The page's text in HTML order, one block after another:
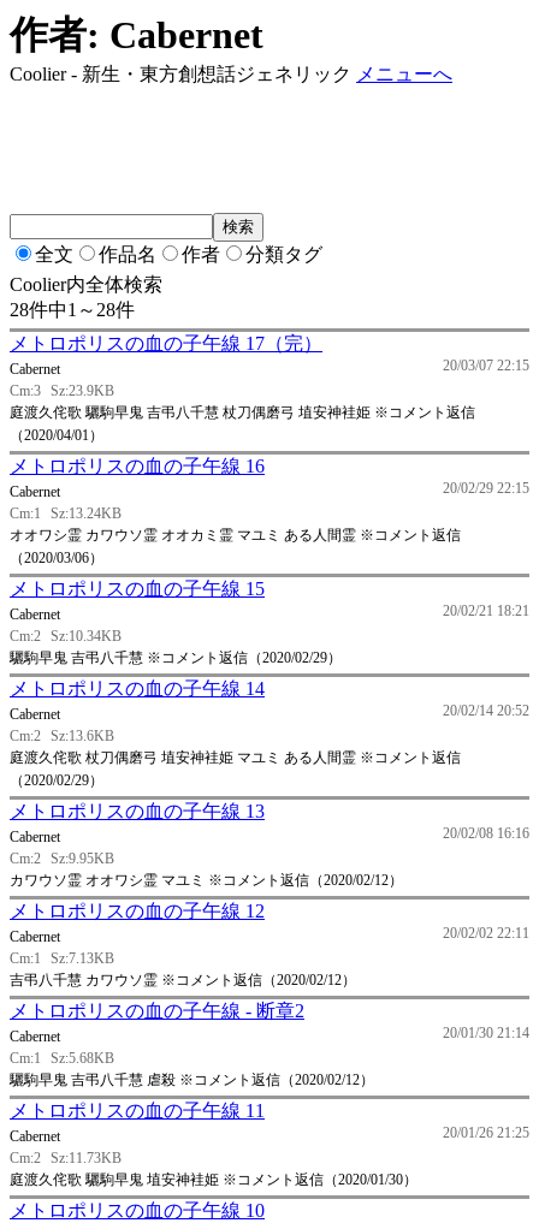
作者: Cabernet
Coolier - 新生・東方創想話ジェネリック メニューへ
全文 作品名 作者
分類タグ
Coolier内全体検索
28件中1～28件
メトロポリスの血の子午線 17（完）
20/03/07 22:15
Cabernet
Cm:3 Sz:23.9KB
庭渡久侘歌 驪駒早鬼 吉弔八千慧 杖刀偶磨弓 埴安神袿姫 ※コメント返信
（2020/04/01）
メトロポリスの血の子午線 16
20/02/29 22:15
Cabernet
Cm:1
Sz:13.24KB
オオワシ霊 カワウソ霊 オオカミ霊 マユミ ある人間霊 ※コメント返信
（2020/03/06）
メトロポリスの血の子午線 15
20/02/21 18:21
Cabernet
Cm:2 Sz:10.34KB
驪駒早鬼 吉弔八千慧 ※コメント返信（2020/02/29）
メトロポリスの血の子午線 14
20/02/14 20:52
Cabernet
Cm:2 Sz:13.6KB
庭渡久侘歌 杖刀偶磨弓 埴安神袿姫 マユミ ある人間霊 ※コメント返信
（2020/02/29）
メトロポリスの血の子午線 13
20/02/08 16:16
Cabernet
Cm:2 Sz:9.95KB
カワウソ霊 オオワシ霊 マユミ ※コメント返信（2020/02/12）
メトロポリスの血の子午線 12
20/02/02 22:11
Cabernet
Cm:1
Sz:7.13KB
吉弔八千慧 カワウソ霊 ※コメント返信（2020/02/12）
メトロポリスの血の子午線 - 断章2
20/01/30 21:14
Cabernet
Cm:1
Sz:5.68KB
驪駒早鬼 吉弔八千慧 虐殺 ※コメント返信（2020/02/12）
メトロポリスの血の子午線 11
20/01/26 21:25
Cabernet
Cm:2 Sz:11.73KB
庭渡久侘歌 驪駒早鬼 埴安神袿姫 ※コメント返信（2020/01/30）
メトロポリスの血の子午線 10